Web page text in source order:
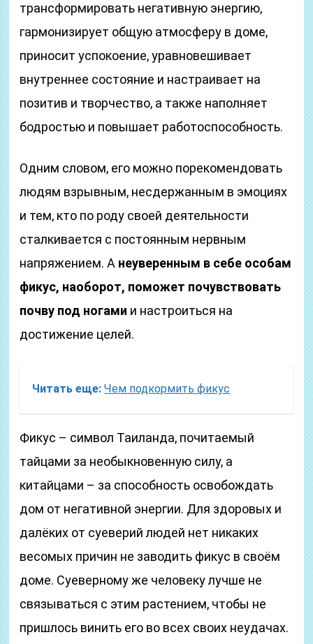
трансформировать негативную энергию,
гармонизирует общую атмосферу в доме,
приносит успокоение, уравновешивает
внутреннее состояние и настраивает на
позитив и творчество, а также наполняет
бодростью и повышает работоспособность.
Одним словом, его можно порекомендовать
людям взрывным, несдержанным в эмоциях
и тем, кто по роду своей деятельности
сталкивается с постоянным нервным
напряжением. А неуверенным в себе особам
фикус, наоборот, поможет почувствовать
почву под ногами и настроиться на
достижение целей.
Читать еще: Чем подкормить фикус
Фикус – символ Таиланда, почитаемый
тайцами за необыкновенную силу, а
китайцами – за способность освобождать
дом от негативной энергии. Для здоровых и
далёких от суеверий людей нет никаких
весомых причин не заводить фикус в своём
доме. Суеверному же человеку лучше не
связываться с этим растением, чтобы не
пришлось винить его во всех своих неудачах.